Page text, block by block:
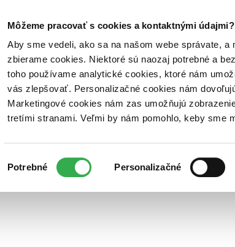
Môžeme pracovať s cookies a kontaktnými údajmi?
Aby sme vedeli, ako sa na našom webe správate,
zbierame cookies. Niektoré sú naozaj potrebné a
toho používame analytické cookies, ktoré nám
vás zlepšovať. Personalizačné cookies nám
Marketingové cookies nám zas umožňujú
tretími stranami. Veľmi by nám pomohlo, keby sme
súhlasu
Potrebné Personalizačné
Poukážky Kontakt